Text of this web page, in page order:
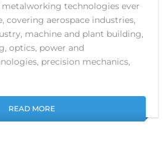
technologies ever
covering aerospace industries,
machine and plant building,
optics, power and
precision mechanics,
READ MORE